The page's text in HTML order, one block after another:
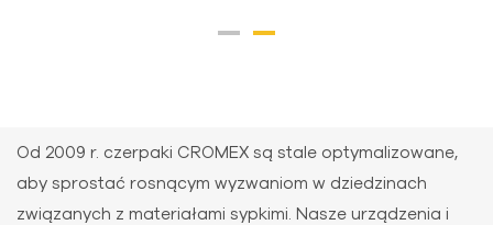
Od 2009 r. czerpaki CROMEX są stale optymalizowane,
aby sprostać rosnącym wyzwaniom w dziedzinach
związanych z materiałami sypkimi. Nasze urządzenia i